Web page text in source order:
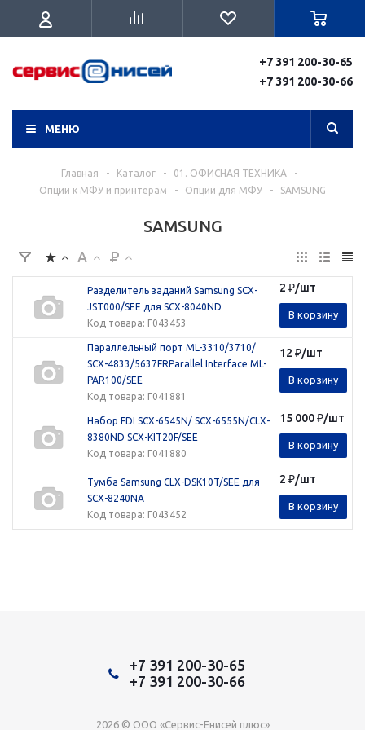
+7 391 200-30-65
+7 391 200-30-66
МЕНЮ
Главная - Каталог - 01. ОФИСНАЯ ТЕХНИКА
-
Опции к МФУ и принтерам
- Опции для МФУ - SAMSUNG
SAMSUNG
Разделитель заданий Samsung SCX-
JST000/SEE для SCX-8040ND
Код товара: Г043453
2 ₽/шт
В корзину
Параллельный порт ML-3310/3710/
SCX-4833/5637FRParallel Interface ML-
PAR100/SEE
Код товара: Г041881
12 ₽/шт
В корзину
Набор FDI SCX-6545N/ SCX-6555N/CLX-
8380ND SCX-KIT20F/SEE
Код товара: Г041880
15 000₽/шт
В корзину
Тумба Samsung CLX-DSK10T/SEE для
SCX-8240NA
Код товара: Г043452
2 ₽/шт
В корзину
+7 391 200-30-65
+7 391 200-30-66
2026 © ООО «Сервис-Енисей плюс»